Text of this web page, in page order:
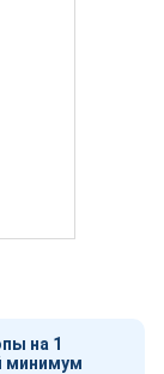
на 1
минимум